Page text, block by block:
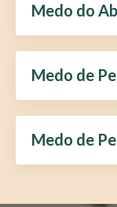
Medo do
Medo de
Medo de